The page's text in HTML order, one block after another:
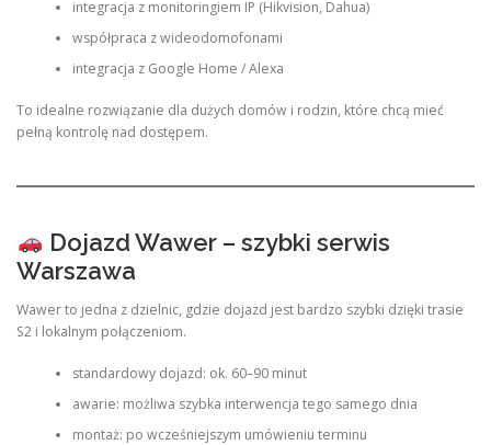
integracja z monitoringiem IP (Hikvision, Dahua)
współpraca z wideodomofonami
integracja z Google Home / Alexa
To idealne rozwiązanie dla dużych domów i rodzin, które chcą mieć
pełną kontrolę nad dostępem.
Dojazd Wawer – szybki serwis
Warszawa
Wawer to jedna z dzielnic, gdzie dojazd jest bardzo szybki dzięki trasie
S2 i lokalnym połączeniom.
standardowy dojazd: ok. 60–90 minut
awarie: możliwa szybka interwencja tego samego dnia
montaż: po wcześniejszym umówieniu terminu